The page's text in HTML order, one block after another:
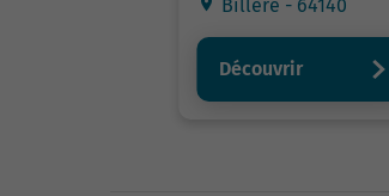
Billère - 64140
Découvrir